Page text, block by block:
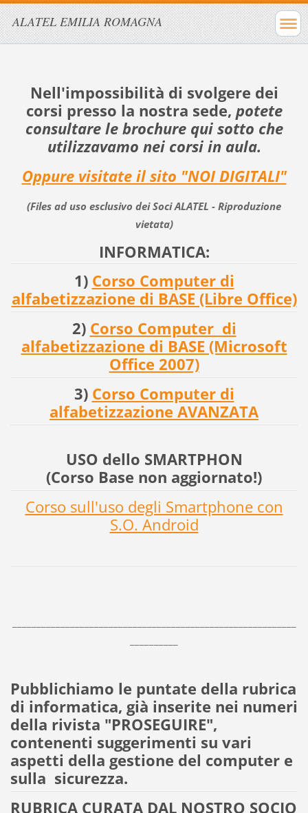
ALATEL EMILIA ROMAGNA
Nell'impossibilità di svolgere dei
corsi presso la nostra sede, potete
consultare le brochure qui sotto che
utilizzavamo nei corsi in aula.
Oppure visitate il sito "NOI DIGITALI"
(Files ad uso esclusivo dei Soci ALATEL - Riproduzione
vietata)
INFORMATICA:
1) Corso Computer di
alfabetizzazione di BASE (Libre Office)
2) Corso Computer di
alfabetizzazione di BASE (Microsoft
Office 2007)
3) Corso Computer di
alfabetizzazione AVANZATA
USO dello SMARTPHON
(Corso Base non aggiornato!)
Corso sull'uso degli Smartphone con
S.O. Android
Pubblichiamo le puntate della rubrica
di informatica, già inserite nei numeri
della rivista "PROSEGUIRE",
contenenti suggerimenti su vari
aspetti della gestione del computer e
sulla sicurezza.
RUBRICA CURATA DAL NOSTRO SOCIO